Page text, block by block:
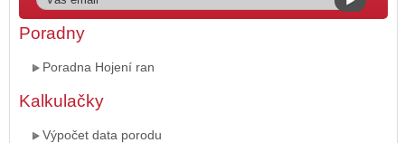
Poradny
Poradna Hojení ran
Kalkulačky
Výpočet data porodu